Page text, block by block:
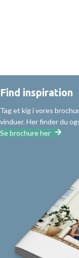
Find inspiration
Tag et kig i vores
vinduer. Her finder du
Se brochure her